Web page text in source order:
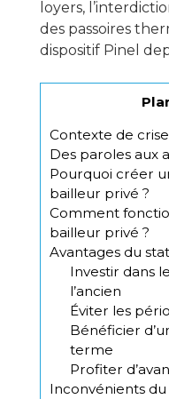
loyers,
des passoires
dispositif Pinel
Contexte de
Des paroles aux
Pourquoi créer
bailleur privé ?
Comment
bailleur privé ?
Avantages du
Investir dans
l’ancien
Éviter les
Bénéficier
terme
Profiter
Inconvénients